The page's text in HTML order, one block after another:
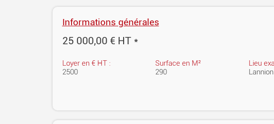
Informations générales
25 000,00 € HT *
Loyer en € HT :
2500
Surface en M²
290
Lieu
Lannion